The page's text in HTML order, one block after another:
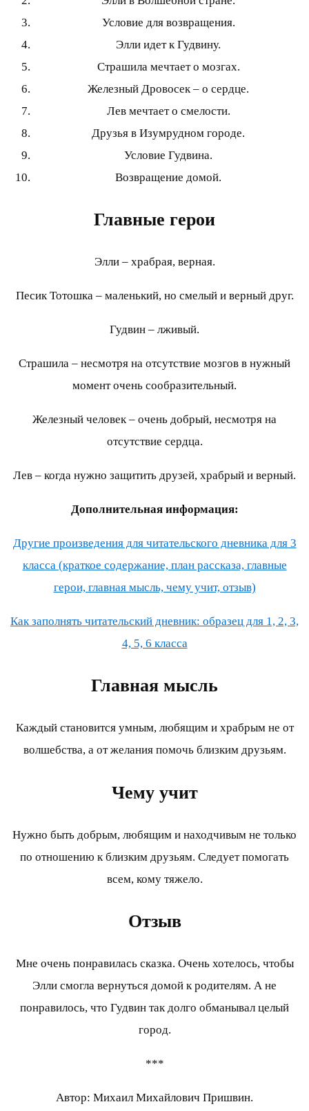
Условие для возвращения.
Элли идет к Гудвину.
Страшила мечтает о мозгах.
Железный Дровосек – о сердце.
Лев мечтает о смелости.
Друзья в Изумрудном городе.
Условие Гудвина.
Возвращение домой.
Главные герои
Элли – храбрая, верная.
Песик Тотошка – маленький, но смелый и верный друг.
Гудвин – лживый.
Страшила – несмотря на отсутствие мозгов в нужный
момент очень сообразительный.
Железный человек – очень добрый, несмотря на
отсутствие сердца.
Лев – когда нужно защитить друзей, храбрый и верный.
Дополнительная информация:
Другие произведения для читательского дневника для 3
класса (краткое содержание, план рассказа, главные
герои, главная мысль, чему учит, отзыв)
Как заполнять читательский дневник: образец для 1, 2, 3,
4, 5, 6 класса
Главная мысль
Каждый становится умным, любящим и храбрым не от
волшебства, а от желания помочь близким друзьям.
Чему учит
Нужно быть добрым, любящим и находчивым не только
по отношению к близким друзьям. Следует помогать
всем, кому тяжело.
Отзыв
Мне очень понравилась сказка. Очень хотелось, чтобы
Элли смогла вернуться домой к родителям. А не
понравилось, что Гудвин так долго обманывал целый
город.
***
Автор: Михаил Михайлович Пришвин.